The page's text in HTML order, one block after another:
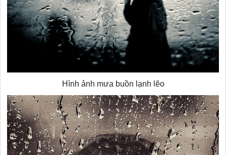
Hình ảnh mưa buồn lạnh lẽo